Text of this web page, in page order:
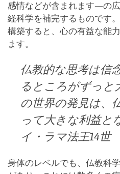
感情などが含まれます―の
経科学を補完するものです
構築すると、心の有益な能
ます。
仏教的な思考は信
るところがずっと
の世界の発見は、
って大きな利益と
イ・ラマ法王14世
身体のレベルでも、仏教科